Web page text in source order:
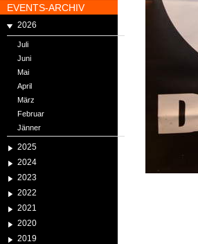
EVENTS-ARCHIV
2026
Juli
Juni
Mai
April
März
Februar
Jänner
2025
2024
2023
2022
2021
2020
2019